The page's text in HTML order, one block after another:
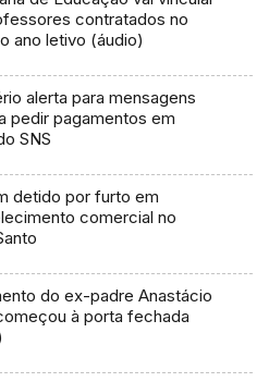
contratados no
ano letivo (áudio)
alerta para mensagens
pedir pagamentos em
SNS
detido por furto em
comercial no
do ex-padre Anastácio
à porta fechada